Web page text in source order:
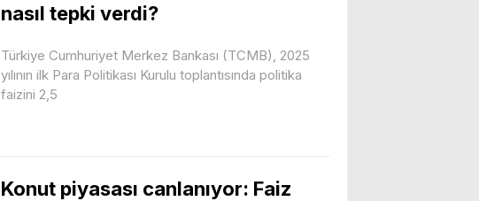
nasıl tepki verdi?
Türkiye Cumhuriyet Merkez Bankası (TCMB), 2025
yılının ilk Para Politikası Kurulu toplantısında politika
faizini 2,5
Konut piyasası canlanıyor: Faiz